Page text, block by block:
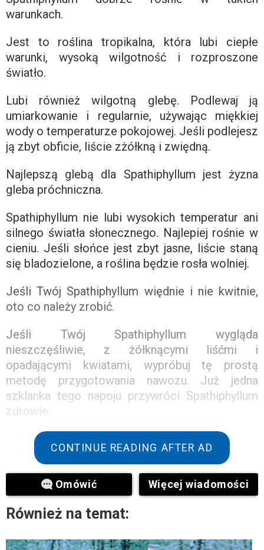
warunkach.
Jest to roślina tropikalna, która lubi ciepłe
warunki, wysoką wilgotność i rozproszone
światło.
Lubi również wilgotną glebę. Podlewaj ją
umiarkowanie i regularnie, używając miękkiej
wody o temperaturze pokojowej. Jeśli podlejesz
ją zbyt obficie, liście zżółkną i zwiędną.
Najlepszą glebą dla Spathiphyllum jest żyzna
gleba próchniczna.
Spathiphyllum nie lubi wysokich temperatur ani
silnego światła słonecznego. Najlepiej rośnie w
cieniu. Jeśli słońce jest zbyt jasne, liście staną
się bladozielone, a roślina będzie rosła wolniej.
Jeśli Twój Spathiphyllum więdnie i nie kwitnie,
oto co należy zrobić.
Jeśli Twój Spathiphyllum wygląda
nieszczęśliwie, z żółknącymi liśćmi i
opadającymi kwiatami, wypróbuj tę prostą
metodę przygotowania nawozu. Już jedna
szklanka tego napoju przywróci Spathiphyllum
zdrowie.
CONTINUE READING AFTER AD
Omówić Więcej wiadomości
Również na temat: